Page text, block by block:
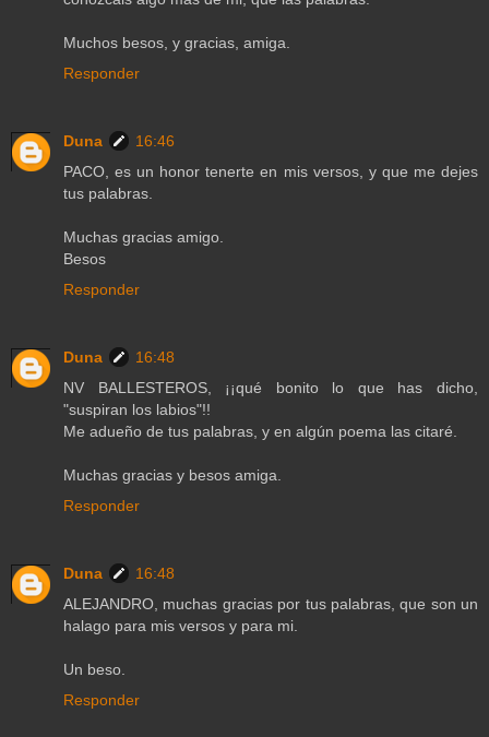
Muchos besos, y gracias, amiga.
Responder
Duna
16:46
PACO, es un honor tenerte en mis versos, y que me dejes
tus palabras.
Muchas gracias amigo.
Besos
Responder
Duna
16:48
NV BALLESTEROS, ¡¡qué bonito lo que has dicho,
"suspiran los labios"!!
Me adueño de tus palabras, y en algún poema las citaré.
Muchas gracias y besos amiga.
Responder
Duna
16:48
ALEJANDRO, muchas gracias por tus palabras, que son un
halago para mis versos y para mi.
Un beso.
Responder